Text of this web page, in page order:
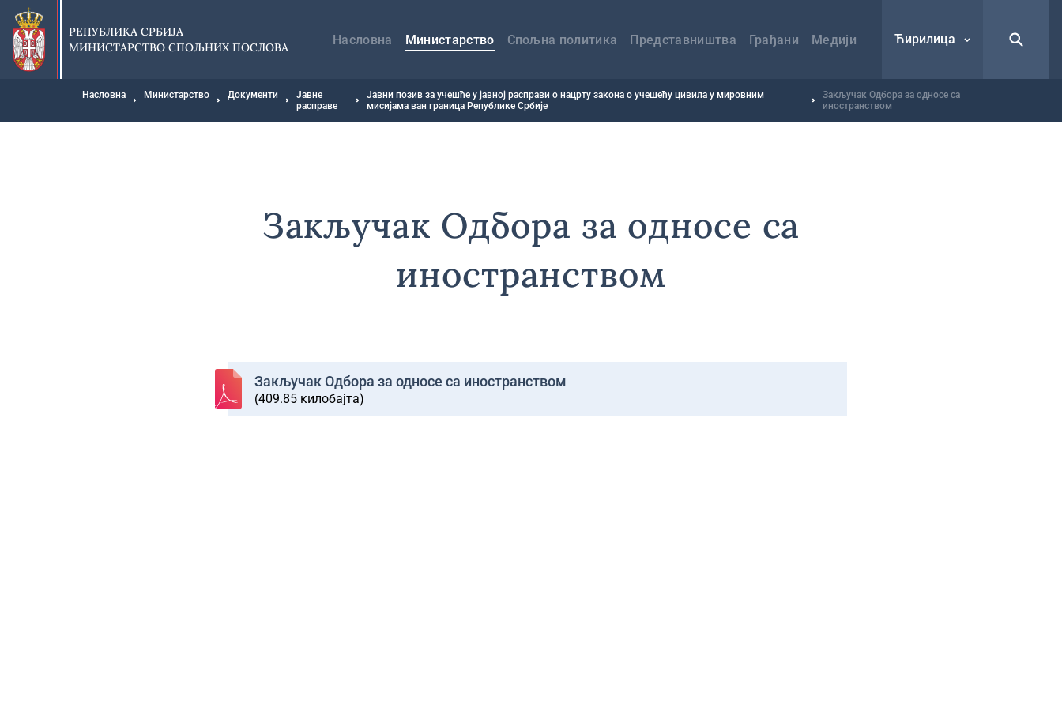
Прескочи
главни
део
садржаја
РЕПУБЛИКА СРБИЈА
МИНИСТАРСТВО СПОЉНИХ ПОСЛОВА
навигација
Насловна Министарство Спољна политика Представништва Грађани Медији Ћирилица
Мрвице
Насловна Министарство Документи
Јавне
расправе
Јавни позив за учешће у јавној расправи о нацрту закона о учешећу цивила у мировним
мисијама ван граница Републике Србије
Закључак Одбора за односе са
иностранством
Закључак Одбора за односе са
иностранством
Закључак Одбора за односе са иностранством
(409.85 килобајта)